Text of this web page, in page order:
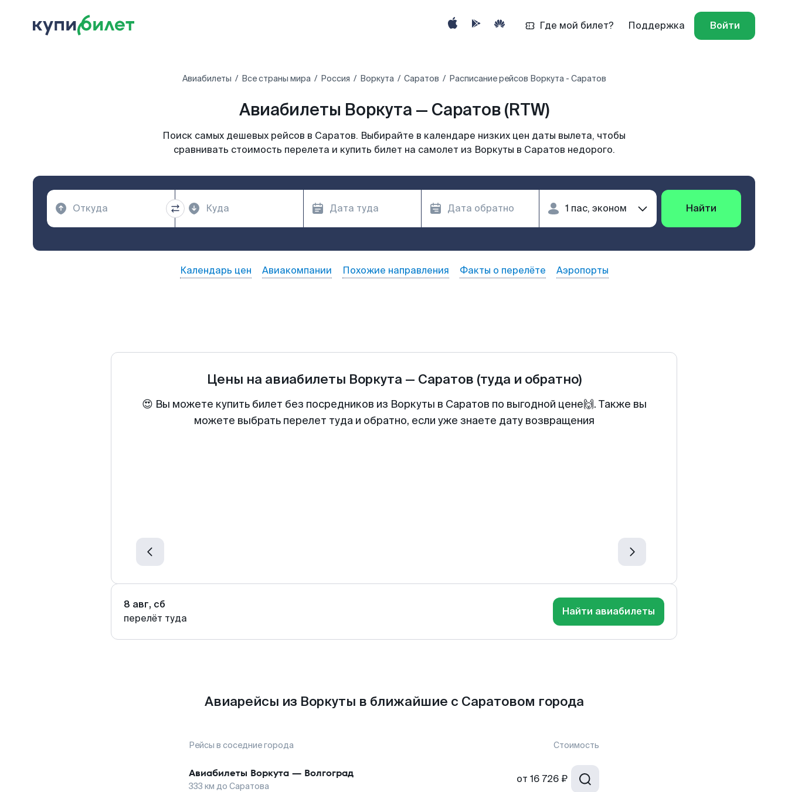
Где мой билет? Поддержка Войти
Авиабилеты Все страны мира Россия Воркута Саратов Расписание рейсов Воркута - Саратов
Авиабилеты Воркута — Саратов (RTW)
Поиск самых дешевых рейсов в Саратов. Выбирайте в календаре низких цен даты вылета, чтобы
сравнивать стоимость перелета и купить билет на самолет из Воркуты в Саратов недорого.
Найти
Календарь цен Авиакомпании Похожие направления Факты о перелёте Аэропорты
Цены на авиабилеты Воркута — Саратов (туда и обратно)
😍 Вы можете купить билет без посредников из Воркуты в Саратов по выгодной цене🙌. Также вы
можете выбрать перелет туда и обратно, если уже знаете дату возвращения
8 авг, сб
перелёт туда
Найти авиабилеты
Авиарейсы из Воркуты в ближайшие с Саратовом города
Рейсы в соседние города Стоимость
Авиабилеты Воркута — Волгоград
333 км до Саратова
от 16 726 ₽